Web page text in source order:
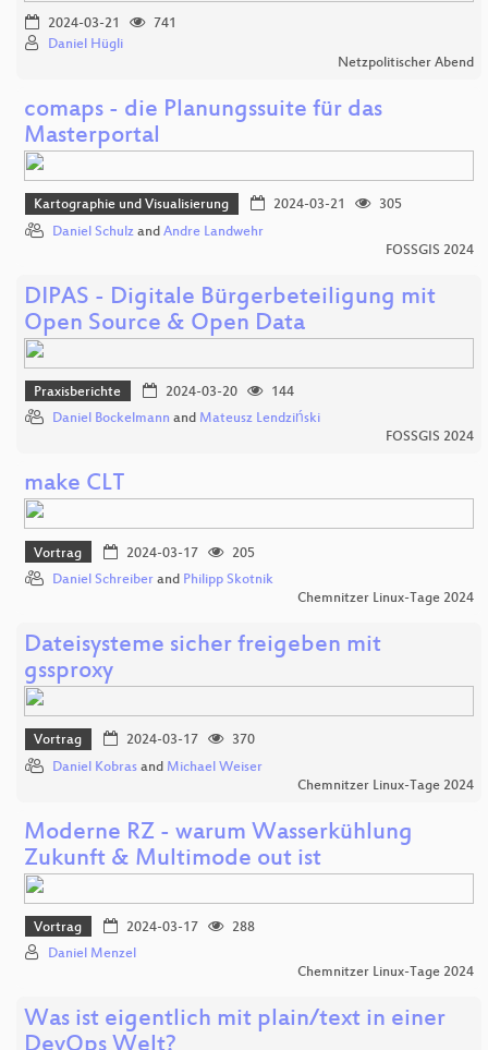
2024-03-21
741
Daniel Hügli
Netzpolitischer Abend
comaps - die Planungssuite für das
Masterportal
Kartographie und Visualisierung 2024-03-21
305
Daniel Schulz and Andre Landwehr
FOSSGIS 2024
DIPAS - Digitale Bürgerbeteiligung mit
Open Source & Open Data
Praxisberichte 2024-03-20
144
Daniel Bockelmann and Mateusz Lendziński
FOSSGIS 2024
make CLT
Vortrag 2024-03-17
205
Daniel Schreiber and Philipp Skotnik
Chemnitzer Linux-Tage 2024
Dateisysteme sicher freigeben mit
gssproxy
Vortrag 2024-03-17
370
Daniel Kobras and Michael Weiser
Chemnitzer Linux-Tage 2024
Moderne RZ - warum Wasserkühlung
Zukunft & Multimode out ist
Vortrag 2024-03-17
288
Daniel Menzel
Chemnitzer Linux-Tage 2024
Was ist eigentlich mit plain/text in einer